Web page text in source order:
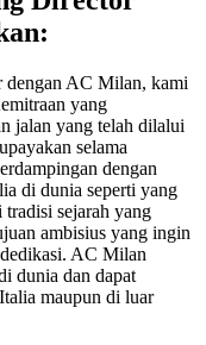
dengan AC Milan, kami
yang
jalan yang telah dilalui
selama
dengan
di dunia seperti yang
sejarah yang
ambisius yang ingin
AC Milan
dunia dan dapat
maupun di luar